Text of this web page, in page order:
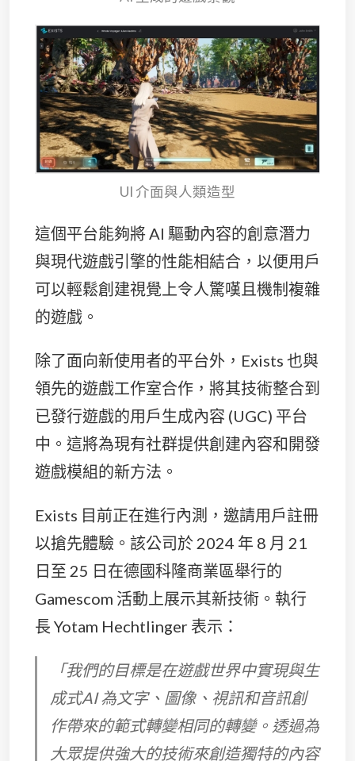
UI 介面與人類造型
這個平台能夠將 AI 驅動內容的創意潛力
與現代遊戲引擎的性能相結合，以便用戶
可以輕鬆創建視覺上令人驚嘆且機制複雜
的遊戲。
除了面向新使用者的平台外，Exists 也與
領先的遊戲工作室合作，將其技術整合到
已發行遊戲的用戶生成內容 (UGC) 平台
中。這將為現有社群提供創建內容和開發
遊戲模組的新方法。
Exists 目前正在進行內測，邀請用戶註冊
以搶先體驗。該公司於 2024 年 8 月 21
日至 25 日在德國科隆商業區舉行的
Gamescom 活動上展示其新技術。執行
長 Yotam Hechtlinger 表示：
「我們的目標是在遊戲世界中實現與生
成式AI 為文字、圖像、視訊和音訊創
作帶來的範式轉變相同的轉變。透過為
大眾提供強大的技術來創造獨特的內容